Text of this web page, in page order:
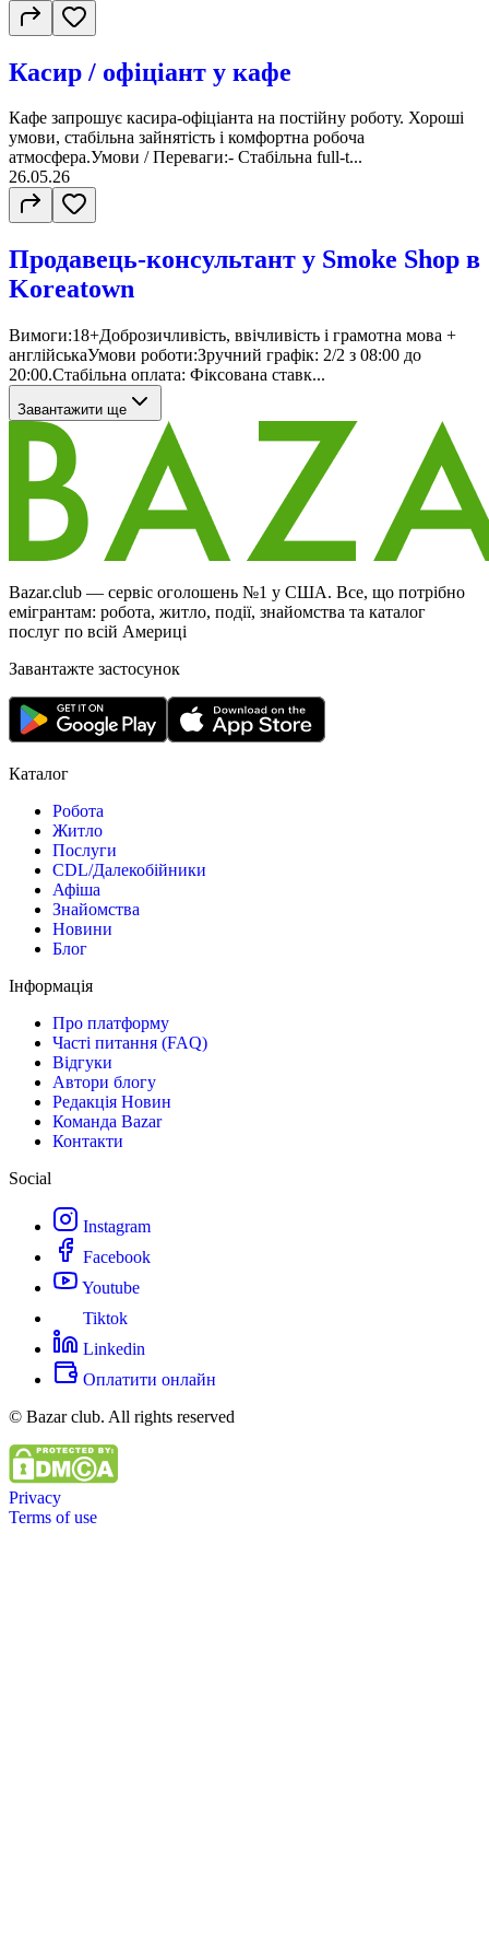
Касир / офіціант у кафе
Кафе запрошує касира-офіціанта на постійну роботу. Хороші
умови, стабільна зайнятість і комфортна робоча
атмосфера.Умови / Переваги:- Стабільна full-t...
26.05.26
Продавець-консультант у Smoke Shop в
Koreatown
Вимоги:18+Доброзичливість, ввічливість і грамотна мова +
англійськаУмови роботи:Зручний графік: 2/2 з 08:00 до
20:00.Стабільна оплата: Фіксована ставк...
Завантажити ще
Bazar.club — сервіс оголошень №1 у США. Все, що потрібно
емігрантам: робота, житло, події, знайомства та каталог
послуг по всій Америці
Завантажте застосунок
Каталог
Робота
Житло
Послуги
CDL/Далекобійники
Афіша
Знайомства
Новини
Блог
Інформація
Про платформу
Часті питання (FAQ)
Відгуки
Автори блогу
Редакція Новин
Команда Bazar
Контакти
Social
Instagram
Facebook
Youtube
Tiktok
Linkedin
Оплатити онлайн
© Bazar club. All rights reserved
Privacy
Terms of use